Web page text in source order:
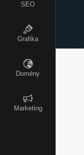
SEO
Grafika
Domény
Marketing